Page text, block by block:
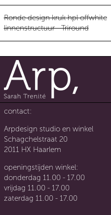
Ronde design kruk hpl offwhite
linnenstructuur - Triround
contact:
Arpdesign studio en winkel
Schagchelstraat 20
2011 HX Haarlem
openingstijden winkel:
donderdag 11.00 - 17.00
vrijdag 11.00 - 17.00
zaterdag 11.00 - 17.00